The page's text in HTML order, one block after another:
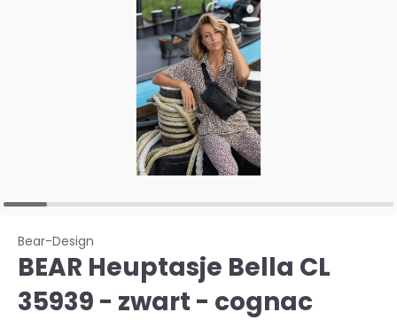
Bear-Design
BEAR Heuptasje Bella CL
35939 - zwart - cognac